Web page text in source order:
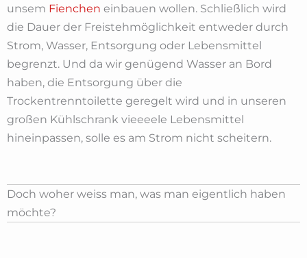
unsem Fienchen einbauen wollen. Schließlich wird
die Dauer der Freistehmöglichkeit entweder durch
Strom, Wasser, Entsorgung oder Lebensmittel
begrenzt. Und da wir genügend Wasser an Bord
haben, die Entsorgung über die
Trockentrenntoilette geregelt wird und in unseren
großen Kühlschrank vieeeele Lebensmittel
hineinpassen, solle es am Strom nicht scheitern.
Doch woher weiss man, was man eigentlich haben
möchte?